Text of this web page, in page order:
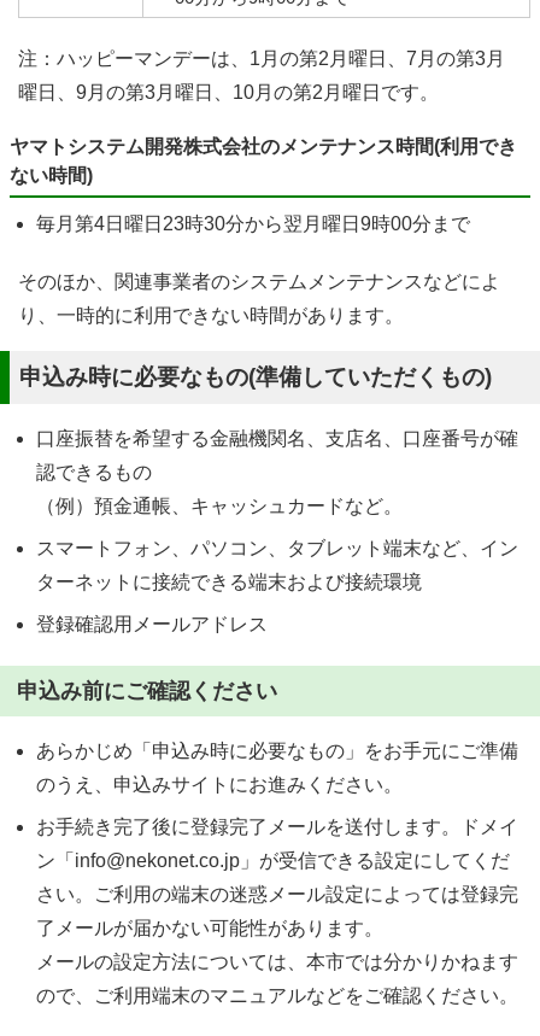
注：ハッピーマンデーは、1月の第2月曜日、7月の第3月
曜日、9月の第3月曜日、10月の第2月曜日です。
ヤマトシステム開発株式会社のメンテナンス時間(利用でき
ない時間)
毎月第4日曜日23時30分から翌月曜日9時00分まで
そのほか、関連事業者のシステムメンテナンスなどによ
り、一時的に利用できない時間があります。
申込み時に必要なもの(準備していただくもの)
口座振替を希望する金融機関名、支店名、口座番号が確
認できるもの
（例）預金通帳、キャッシュカードなど。
スマートフォン、パソコン、タブレット端末など、イン
ターネットに接続できる端末および接続環境
登録確認用メールアドレス
申込み前にご確認ください
あらかじめ「申込み時に必要なもの」をお手元にご準備
のうえ、申込みサイトにお進みください。
お手続き完了後に登録完了メールを送付します。ドメイ
ン「info@nekonet.co.jp」が受信できる設定にしてくだ
さい。ご利用の端末の迷惑メール設定によっては登録完
了メールが届かない可能性があります。
メールの設定方法については、本市では分かりかねます
ので、ご利用端末のマニュアルなどをご確認ください。